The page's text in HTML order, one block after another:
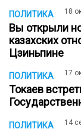
ПОЛИТИКА 18
Вы открыли
казахских
Цзиньпине
ПОЛИТИКА 17
Токаев
ПОЛИТИКА 14